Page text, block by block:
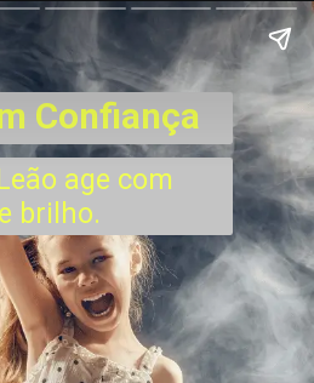
Confiança
age com
brilho.